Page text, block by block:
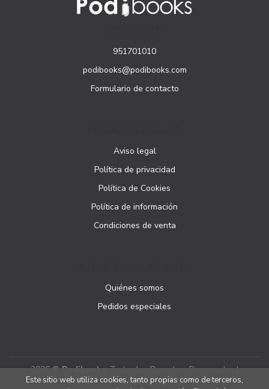
951701010
podibooks@podibooks.com
Formulario de contacto
Aviso legal
Política de privacidad
Política de Cookies
Política de información
Condiciones de venta
Quiénes somos
Pedidos especiales
2026 ©Podibooks. Todos los Derechos Reservados |
Podiprint
Este sitio web utiliza cookies, tanto propias como de terceros,